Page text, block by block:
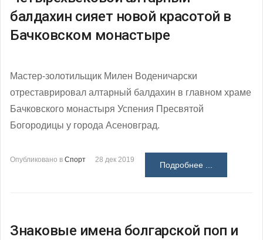
балдахин сияет новой красотой в
Бачковском монастыре
Мастер-золотильщик Милен Воденичарски
отреставрировал алтарный балдахин в главном храме
Бачковского монастыря Успения Пресвятой
Богородицы у города Асеновград.
Опубликовано в Спорт 28 дек 2019
Подробнее ...
Знаковые имена болгарской поп и